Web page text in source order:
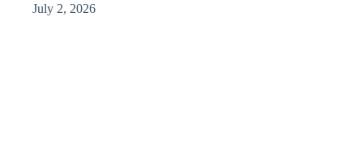
July 2, 2026